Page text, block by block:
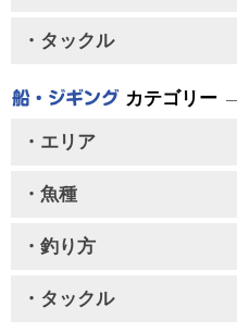
・タックル
カテゴリー
・エリア
・魚種
・釣り方
・タックル